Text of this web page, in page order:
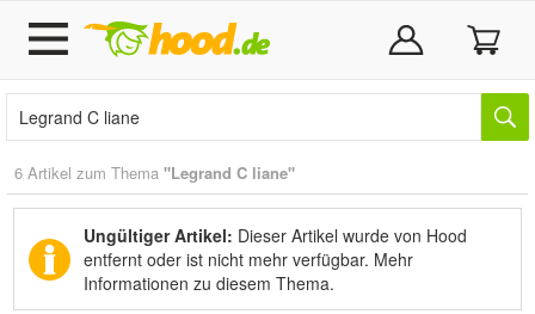
6 Artikel zum Thema "Legrand C liane"
Ungültiger Artikel: Dieser Artikel wurde von Hood
entfernt oder ist nicht mehr verfügbar. Mehr
Informationen zu diesem Thema.